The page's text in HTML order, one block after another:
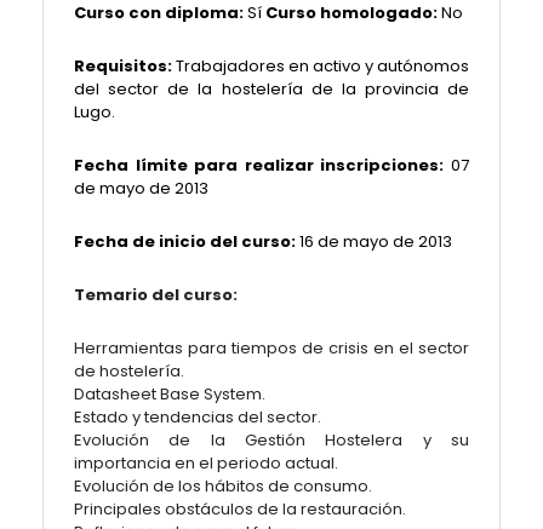
Curso con diploma:Sí Curso homologado:No
Requisitos:Trabajadores en activo y autónomos
del sector de la hostelería de la provincia de
Lugo.
Fecha límite para realizar inscripciones: 07
de mayo de 2013
Fecha de inicio del curso:16 de mayo de 2013
Temario del curso:
Herramientas para tiempos de crisis en el sector
de hostelería.
Datasheet Base System.
Estado y tendencias del sector.
Evolución de la Gestión Hostelera y su
importancia en el periodo actual.
Evolución de los hábitos de consumo.
Principales obstáculos de la restauración.